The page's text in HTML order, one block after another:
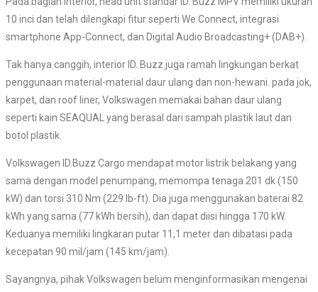
10 inci dan telah dilengkapi fitur seperti We Connect, integrasi
smartphone App-Connect, dan Digital Audio Broadcasting+ (DAB+).
Tak hanya canggih, interior ID. Buzz juga ramah lingkungan berkat
penggunaan material-material daur ulang dan non-hewani. pada jok,
karpet, dan roof liner, Volkswagen memakai bahan daur ulang
seperti kain SEAQUAL yang berasal dari sampah plastik laut dan
botol plastik.
Volkswagen ID.Buzz Cargo mendapat motor listrik belakang yang
sama dengan model penumpang, memompa tenaga 201 dk (150
kW) dan torsi 310 Nm (229 lb-ft). Dia juga menggunakan baterai 82
kWh yang sama (77 kWh bersih), dan dapat diisi hingga 170 kW.
Keduanya memiliki lingkaran putar 11,1 meter dan dibatasi pada
kecepatan 90 mil/jam (145 km/jam).
Sayangnya, pihak Volkswagen belum menginformasikan mengenai